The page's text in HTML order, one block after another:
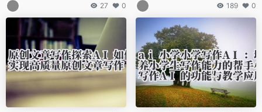
27 0 189 0